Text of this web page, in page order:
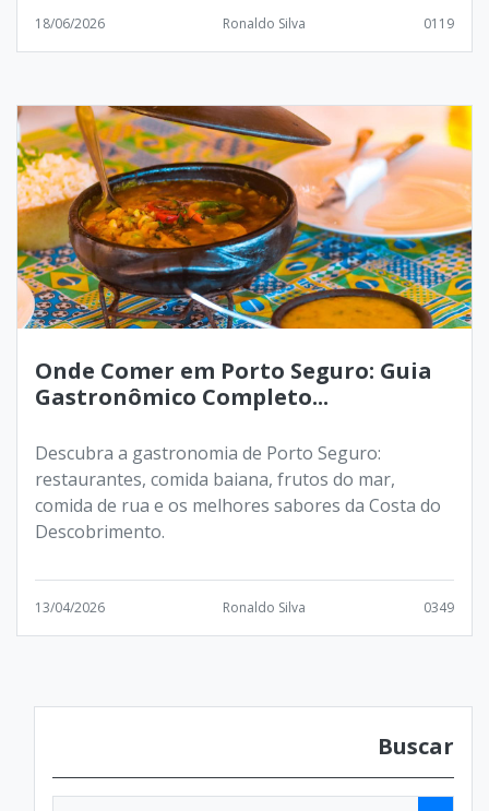
18/06/2026 Ronaldo Silva 0119
Onde Comer em Porto Seguro: Guia
Gastronômico Completo...
Descubra a gastronomia de Porto Seguro:
restaurantes, comida baiana, frutos do mar,
comida de rua e os melhores sabores da Costa do
Descobrimento.
13/04/2026 Ronaldo Silva 0349
Buscar